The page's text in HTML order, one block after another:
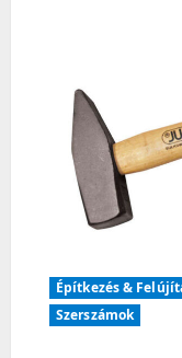
Építkezés &
Szerszámok